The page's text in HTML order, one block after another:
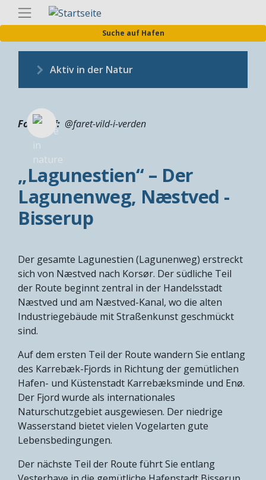
Direkt
zum
Suche auf Hafen
Aktiv in der Natur
Fotograf @faret-vild-i-verden
„Lagunestien“ – Der
Lagunenweg, Næstved -
Bisserup
Der gesamte Lagunestien (Lagunenweg) erstreckt
sich von Næstved nach Korsør. Der südliche Teil
der Route beginnt zentral in der Handelsstadt
Næstved und am Næstved-Kanal, wo die alten
Industriegebäude mit Straßenkunst geschmückt
sind.
Auf dem ersten Teil der Route wandern Sie entlang
des Karrebæk-Fjords in Richtung der gemütlichen
Hafen- und Küstenstadt Karrebæksminde und Enø.
Der Fjord wurde als internationales
Naturschutzgebiet ausgewiesen. Der niedrige
Wasserstand bietet vielen Vogelarten gute
Lebensbedingungen.
Der nächste Teil der Route führt Sie entlang